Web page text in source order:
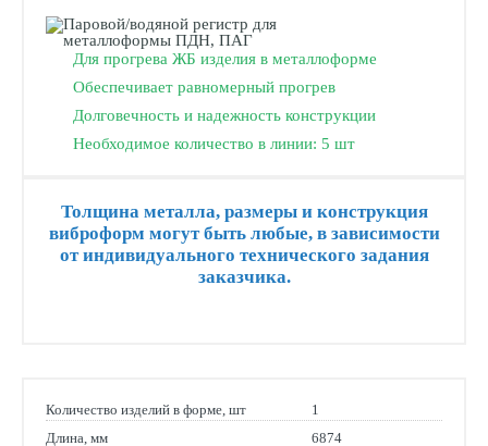
Для прогрева ЖБ изделия в металлоформе
Обеспечивает равномерный прогрев
Долговечность и надежность конструкции
Необходимое количество в линии: 5 шт
Толщина металла, размеры и конструкция
виброформ могут быть любые, в зависимости
от индивидуального технического задания
заказчика.
Количество изделий в форме, шт
1
Длина, мм
6874